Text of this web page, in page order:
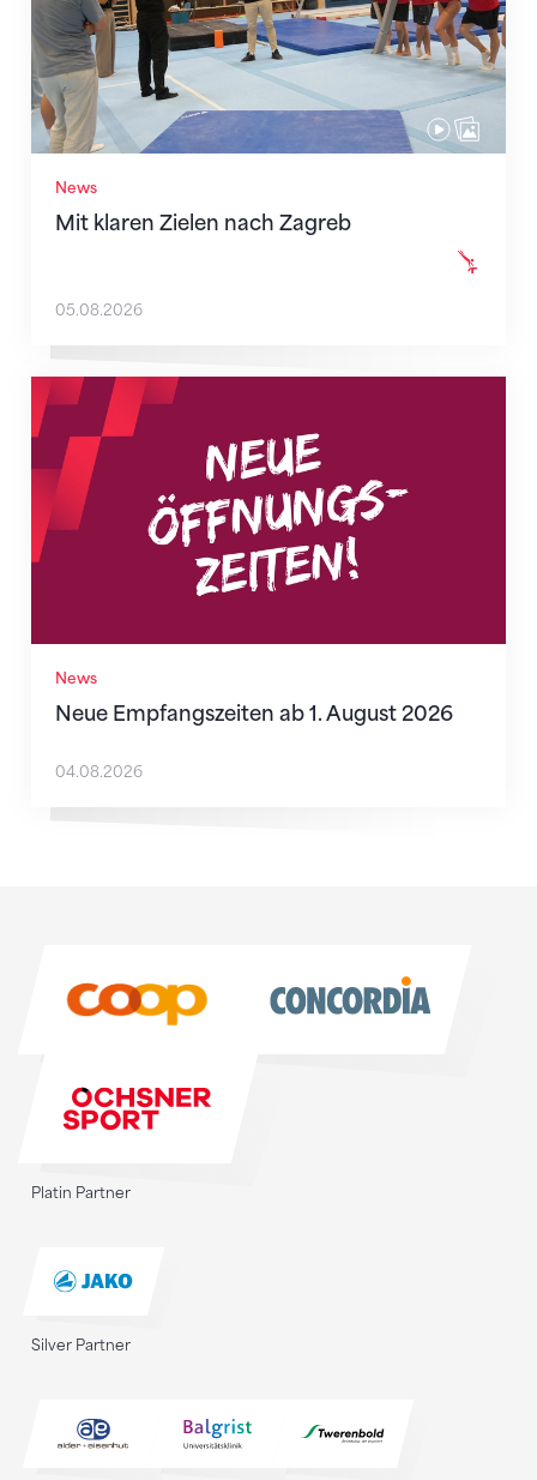
News
Mit klaren Zielen nach Zagreb
05.08.2026
News
Neue Empfangszeiten ab 1. August 2026
Neue Empfangszeiten ab 1. August 2026
04.08.2026
Platin Partner
Silver Partner